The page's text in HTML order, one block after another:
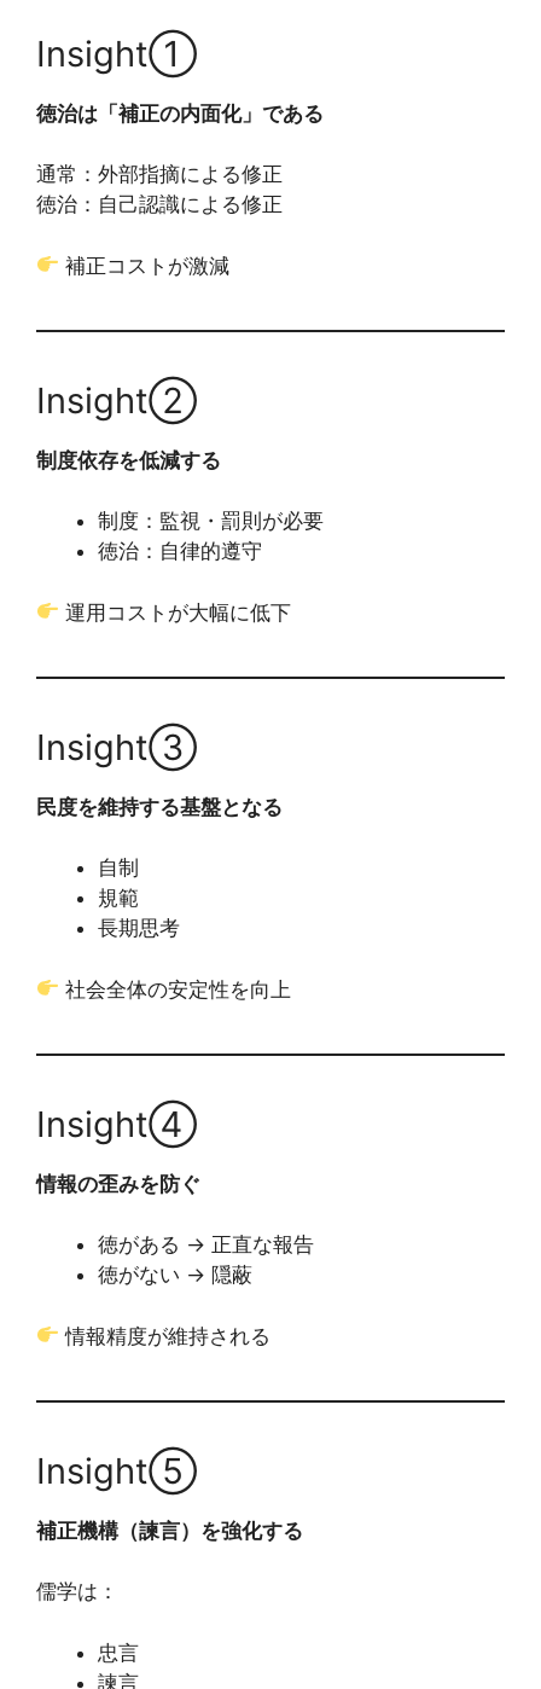
Insight①
徳治は「補正の内面化」である
通常：外部指摘による修正
徳治：自己認識による修正
補正コストが激減
Insight②
制度依存を低減する
制度：監視・罰則が必要
徳治：自律的遵守
運用コストが大幅に低下
Insight③
民度を維持する基盤となる
自制
規範
長期思考
社会全体の安定性を向上
Insight④
情報の歪みを防ぐ
徳がある → 正直な報告
徳がない → 隠蔽
情報精度が維持される
Insight⑤
補正機構（諫言）を強化する
儒学は：
忠言
諫言